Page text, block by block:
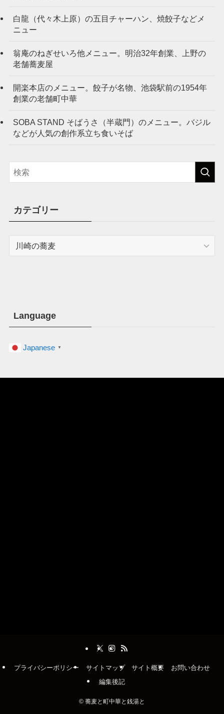
白龍（代々木上原）の五目チャーハン、焼餃子などメ
ニュー
翁庵のねぎせいろ他メニュー。明治32年創業、上野の
老舗蕎麦屋
開楽本店のメニュー。餃子が名物、池袋駅前の1954年
創業の老舗町中華
SOBA STAND そばうさ（半蔵門）のメニュー。バジル
などが人気の創作系立ち食いそば
カテゴリー
Language
Japanese ▼
プライバシーポリシー サイトマップ サイト概要
お問い合わせ
編集後記
© 蕎麦と町中華と銭湯と